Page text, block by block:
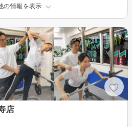
の情報を表示
店